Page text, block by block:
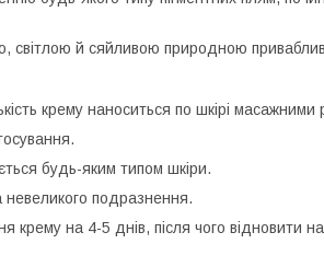
світлою й сяйливою природною
крему наноситься по шкірі масажними
будь-яким типом шкіри.
невеликого подразнення.
на 4-5 днів, після чого відновити